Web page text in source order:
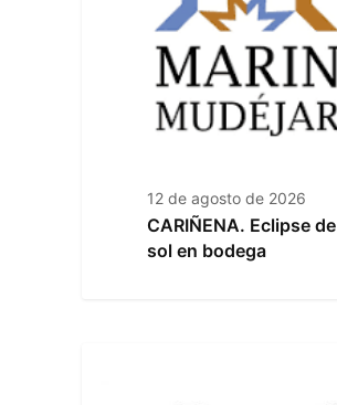
12 de agosto de 2026
CARIÑENA. Eclipse de
sol en bodega